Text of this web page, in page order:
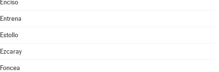
Enciso
Entrena
Estollo
Ezcaray
Foncea